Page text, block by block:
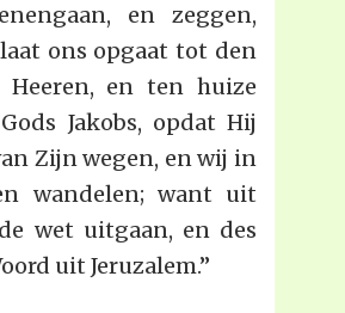
en zeggen,
ons opgaat tot den
Heeren, en ten huize
Jakobs, opdat Hij
Zijn wegen, en wij in
wandelen; want uit
wet uitgaan, en des
uit Jeruzalem.”